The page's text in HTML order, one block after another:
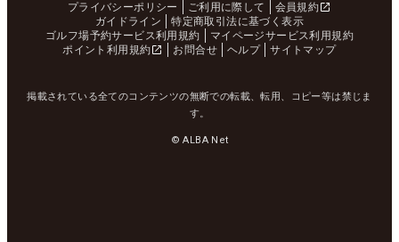
プライバシーポリシー
ご利用に際して
会員規約
ガイドライン
特定商取引法に基づく表示
ゴルフ場予約サービス利用規約
マイページサービス利用規約
ポイント利用規約
お問合せ ヘルプ サイトマップ
掲載されている全てのコンテンツの無断での転載、転用、コピー等は禁じま
す。
© ALBA Net